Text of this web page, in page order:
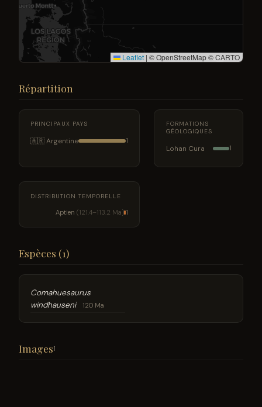
Leaflet | © OpenStreetMap © CARTO
Répartition
PRINCIPAUX PAYS
🇦🇷 Argentine 1
FORMATIONS
GÉOLOGIQUES
Lohan Cura 1
DISTRIBUTION TEMPORELLE
Aptien (121.4–113.2 Ma) 1
Espèces (1)
Comahuesaurus
windhauseni
120 Ma
Images1